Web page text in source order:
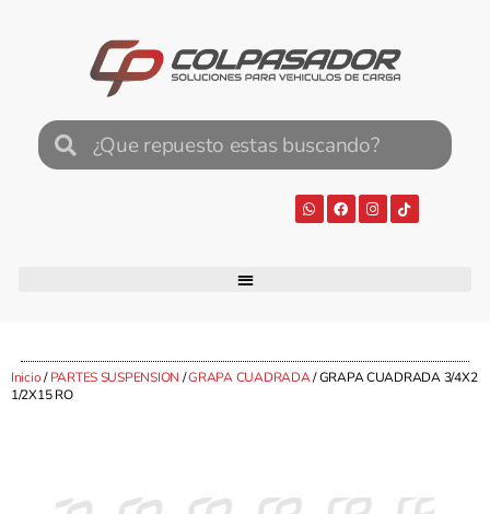
Inicio/PARTES SUSPENSION /GRAPA CUADRADA/ GRAPA CUADRADA 3/4X2
1/2X15 RO